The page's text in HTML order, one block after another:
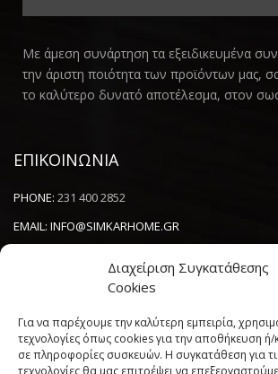
Διαχείριση Συγκατάθεσης
Cookies
Για να παρέχουμε την καλύτερη εμπειρία,
τεχνολογίες όπως cookies για την αποθήκευση
σε πληροφορίες συσκευών. Η συγκατάθεση για
τεχνολογίες θα μας επιτρέψει να
Με άμεση συνάρτηση τα εξειδικευμένα
την άριστη ποιότητα των προϊόντων μας,
το καλύτερο δυνατό αποτέλεσμα, στον
ΕΠΙΚΟΙΝΩΝΙΑ
PHONE: 231 400 2852
EMAIL: INFO@SIMKARHOME.GR
NEWSLETTER
----------------------